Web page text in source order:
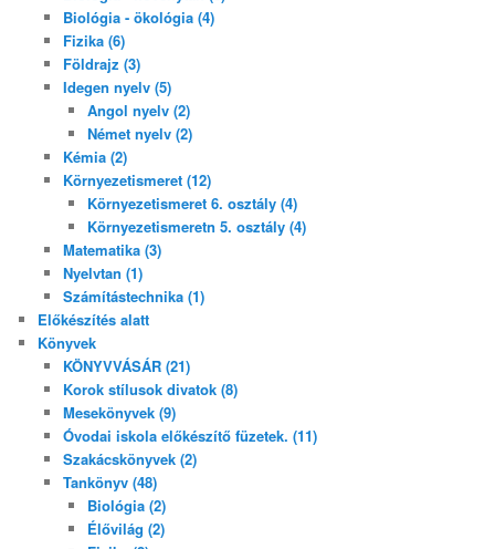
Biológia - ökológia (4)
Fizika (6)
Földrajz (3)
Idegen nyelv (5)
Angol nyelv (2)
Német nyelv (2)
Kémia (2)
Környezetismeret (12)
Környezetismeret 6. osztály (4)
Környezetismeretn 5. osztály (4)
Matematika (3)
Nyelvtan (1)
Számítástechnika (1)
Előkészítés alatt
Könyvek
KÖNYVVÁSÁR (21)
Korok stílusok divatok (8)
Mesekönyvek (9)
Óvodai iskola előkészítő füzetek. (11)
Szakácskönyvek (2)
Tankönyv (48)
Biológia (2)
Élővilág (2)